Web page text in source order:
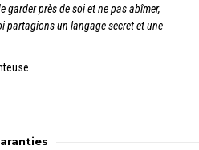
garder près de soi et ne pas abîmer,
partagions un langage secret et une